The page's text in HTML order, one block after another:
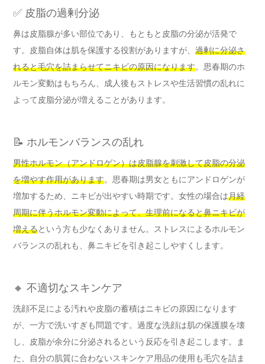
✅ 皮脂の過剰分泌
鼻は皮脂腺が多い部位であり、もともと皮脂の分泌が活発で
す。皮脂自体は肌を保護する役割がありますが、 過剰に分泌さ
れると毛穴を詰まらせてニキビの原因になります。思春期のホ
ルモン変動はもちろん、成人後もストレスや生活習慣の乱れに
よって皮脂分泌が増えることがあります。
📝 ホルモンバランスの乱れ
男性ホルモン（アンドロゲン）は皮脂腺を刺激して皮脂の分泌
を増やす作用があります。思春期は男女ともにアンドロゲンが
増加するため、ニキビが出やすい時期です。女性の場合は月経
周期に伴うホルモン変動によって、生理前になると鼻ニキビが
増えるという方も少なくありません。ストレスによるホルモン
バランスの乱れも、鼻ニキビを引き起こしやすくします。
🔸 不適切なスキンケア
洗顔不足による汚れや皮脂の蓄積はニキビの原因になります
が、一方で洗いすぎも問題です。過度な洗顔は肌の保護膜を壊
し、皮脂が余分に分泌されるという反応を引き起こします。ま
た、自分の肌質に合わないスキンケア用品の使用も毛穴を詰ま